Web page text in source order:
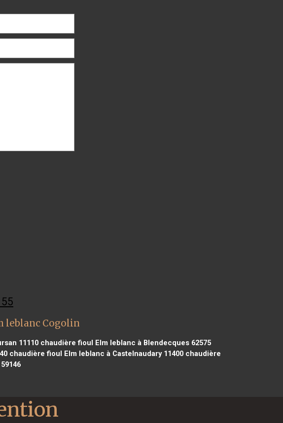
leblanc Cogolin
11110 chaudière fioul Elm leblanc à Blendecques 62575
chaudière fioul Elm leblanc à Castelnaudary 11400 chaudière